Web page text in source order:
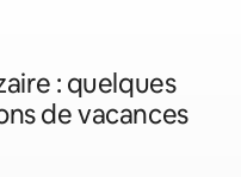
: quelques
de vacances